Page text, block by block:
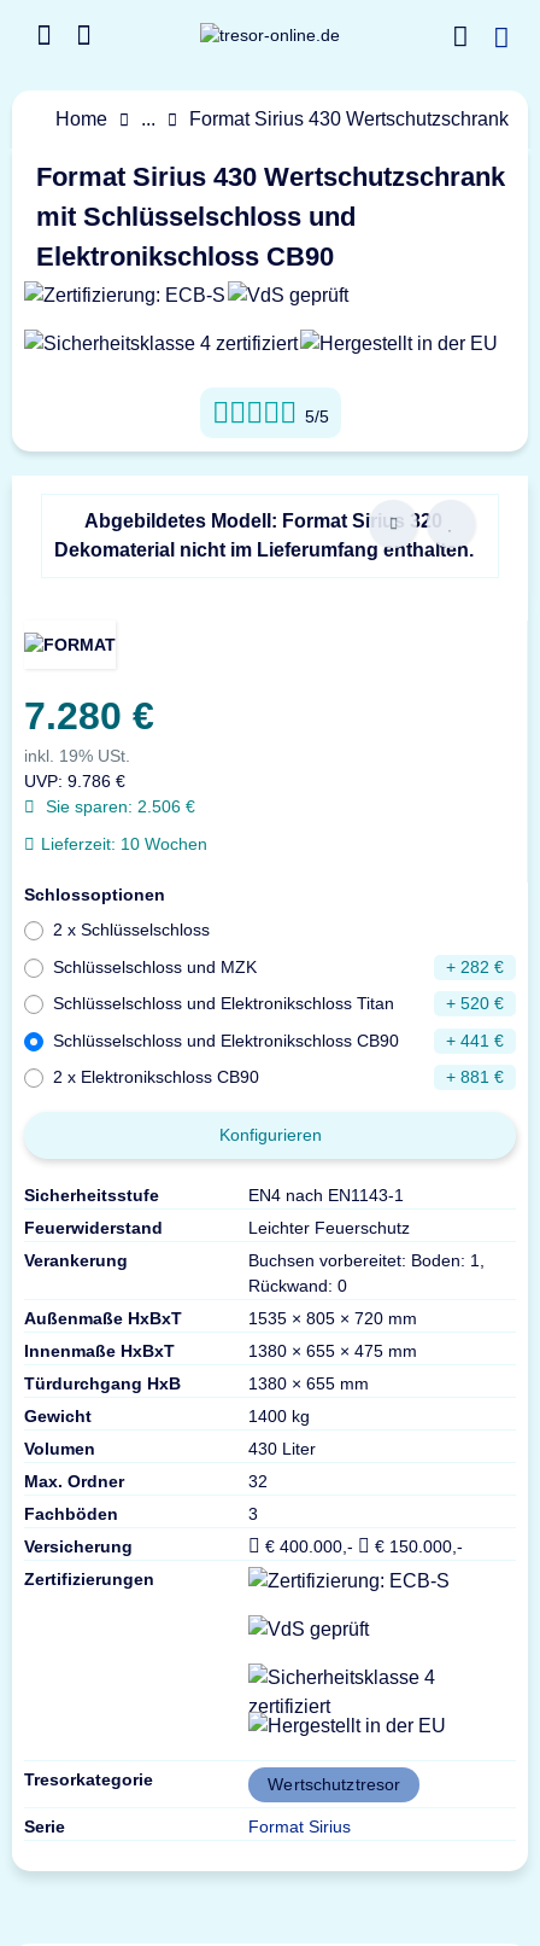
Home ... Format Sirius 430 Wertschutzschrank
Format Sirius 430 Wertschutzschrank
mit Schlüsselschloss und
Elektronikschloss CB90
5/5
Abgebildetes Modell: Format Sirius 320
Dekomaterial nicht im Lieferumfang enthalten.
7.280 €
inkl. 19% USt.
UVP: 9.786 €
Sie sparen: 2.506 €
Lieferzeit: 10 Wochen
Schlossoptionen
2 x Schlüsselschloss
Schlüsselschloss und MZK
+ 282 €
Schlüsselschloss und Elektronikschloss Titan
+ 520 €
Schlüsselschloss und Elektronikschloss CB90
+ 441 €
2 x Elektronikschloss CB90
+ 881 €
Konfigurieren
Sicherheitsstufe
EN4 nach EN1143-1
Feuerwiderstand
Leichter Feuerschutz
Verankerung
Buchsen vorbereitet: Boden: 1,
Rückwand: 0
Außenmaße HxBxT
1535 × 805 × 720 mm
Innenmaße HxBxT
1380 × 655 × 475 mm
Türdurchgang HxB
1380 × 655 mm
Gewicht
1400 kg
Volumen
430 Liter
Max. Ordner
32
Fachböden
3
Versicherung
€ 400.000,-
€ 150.000,-
Zertifizierungen
Tresorkategorie Wertschutztresor
Serie Format Sirius